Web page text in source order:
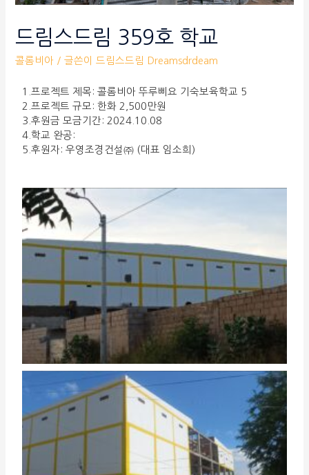
드림스드림 359호 학교
콜롬비아 / 글쓴이 드림스드림 Dreamsdrdeam
1.프로젝트 제목: 콜롬비아 뚜루삐요 기숙보육학교 5
2.프로젝트 규모: 한화 2,500만원
3.후원금 모금기간: 2024.10.08
4.학교 완공:
5.후원자: 우영조경건설㈜ (대표 임소희)